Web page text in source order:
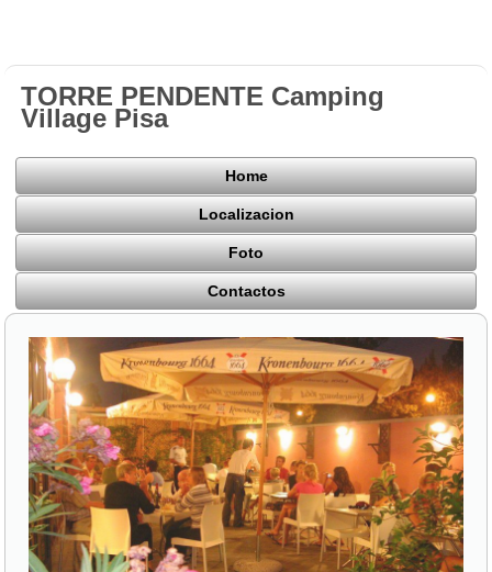
TORRE PENDENTE Camping
Village Pisa
Home
Localizacion
Foto
Contactos